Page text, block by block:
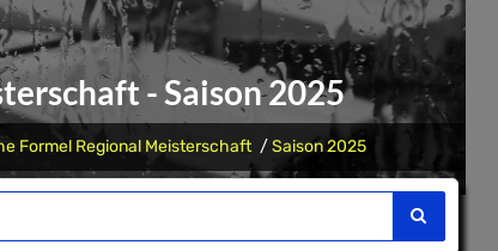
- Saison 2025
Formel Regional Meisterschaft Saison 2025